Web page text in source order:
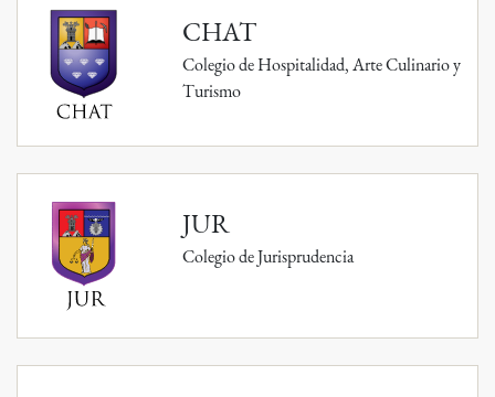
CHAT
Colegio de Hospitalidad, Arte Culinario y
Turismo
JUR
Colegio de Jurisprudencia